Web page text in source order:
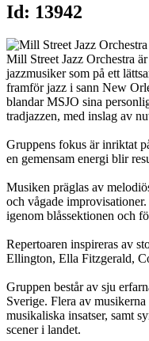
Id: 13942
Mill Street Jazz Orchestra
jazzmusiker som på ett
framför jazz i sann New
blandar MSJO sina
tradjazzen, med inslag av
Gruppens fokus är inriktat
en gemensam energi blir
Musiken präglas av
och vågade
igenom blåssektionen och
Repertoaren inspireras av
Ellington, Ella Fitzgerald,
Gruppen består av sju
Sverige. Flera av
musikaliska insatser, samt
scener i landet.